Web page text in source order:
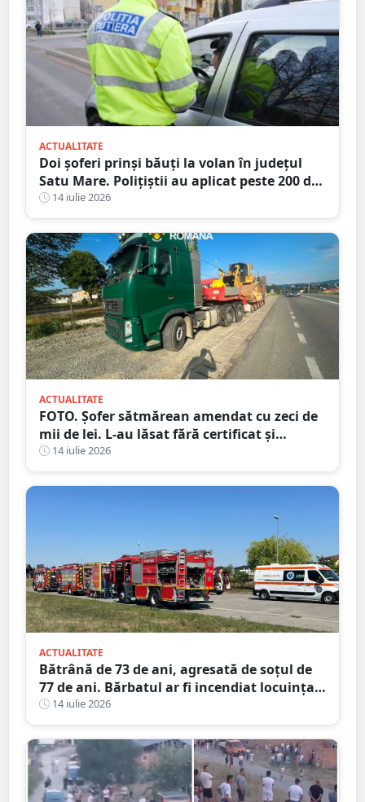
ACTUALITATE
Doi șoferi prinși băuți la volan în județul
Satu Mare. Polițiștii au aplicat peste 200 de
amenzi într-o singură zi
14 iulie 2026
ACTUALITATE
FOTO. Șofer sătmărean amendat cu zeci de
mii de lei. L-au lăsat fără certificat și
plăcuțe
14 iulie 2026
ACTUALITATE
Bătrână de 73 de ani, agresată de soțul de
77 de ani. Bărbatul ar fi incendiat locuința
din județul Satu Mare
14 iulie 2026